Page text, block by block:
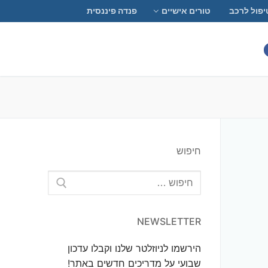
לרכב טורים אישיים פנדה פיננסית
חיפוש
NEWSLETTER
הירשמו לניוזלטר שלנו וקבלו עדכון
שבועי על מדריכים חדשים באתר!